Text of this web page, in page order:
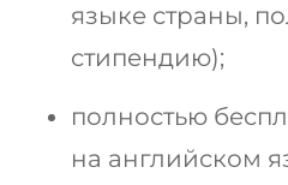
языке страны,
стипендию);
полностью
на английском